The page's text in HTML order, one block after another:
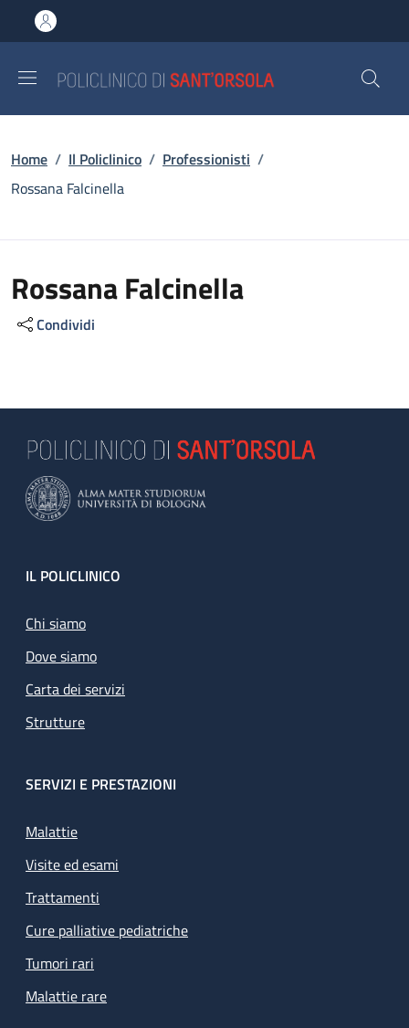
al contenuto principale
to footer content
Briciole di pane
Home / Il Policlinico / Professionisti /
Rossana Falcinella
Rossana Falcinella
Condividi
Footer
IL POLICLINICO
Chi siamo
Dove siamo
Carta dei servizi
Strutture
SERVIZI E PRESTAZIONI
Malattie
Visite ed esami
Trattamenti
Cure palliative pediatriche
Tumori rari
Malattie rare